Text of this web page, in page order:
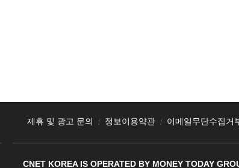
제휴 및 광고 문의 정보이용약관 이메일무단수집거
CNET KOREA IS OPERATED BY MONEY TODAY